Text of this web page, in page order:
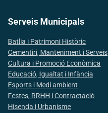
Serveis Municipals
Batlia i Patrimoni Històric
Cementiri, Manteniment i Serveis
Cultura i Promoció Econòmica
Educació, Igualtat i Infància
Esports i Medi ambient
Festes, RRHH i Contractació
Hisenda i Urbanisme